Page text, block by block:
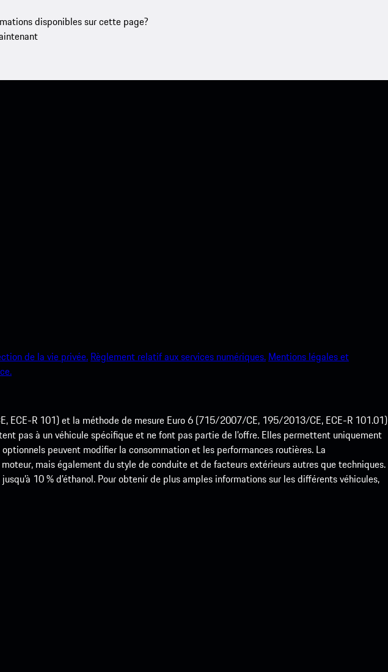
disponibles sur cette page?
de la vie privée. Règlement relatif aux services numériques. Mentions légales et
R 101) et la méthode de mesure Euro 6 (715/2007/CE, 195/2013/CE, ECE-R 101.01)
pas à un véhicule spécifique et ne font pas partie de l’offre. Elles permettent uniquement
peuvent modifier la consommation et les performances routières. La
mais également du style de conduite et de facteurs extérieurs autres que techniques.
10 % d’éthanol. Pour obtenir de plus amples informations sur les différents véhicules,